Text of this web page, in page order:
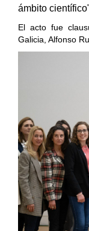
ámbito
El acto fue
Galicia, Alfonso